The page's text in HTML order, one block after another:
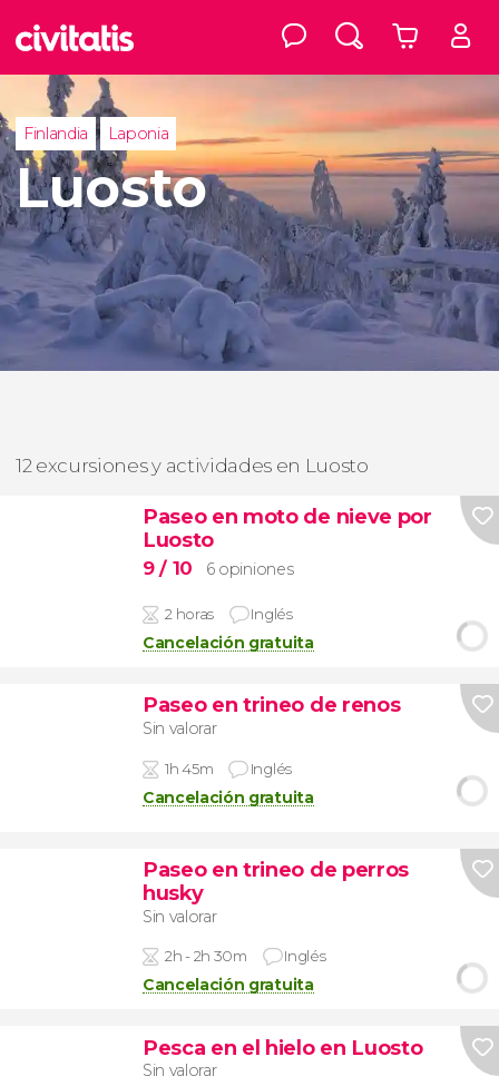
Finlandia Laponia
Luosto
12 excursiones y actividades en Luosto
Paseo en moto de nieve por
Luosto
9/ 10 6 opiniones
2 horas Inglés
Cancelación gratuita
Paseo en trineo de renos
Sin valorar
1h 45m Inglés
Cancelación gratuita
Paseo en trineo de perros
husky
Sin valorar
2h - 2h 30m Inglés
Cancelación gratuita
Pesca en el hielo en Luosto
Sin valorar